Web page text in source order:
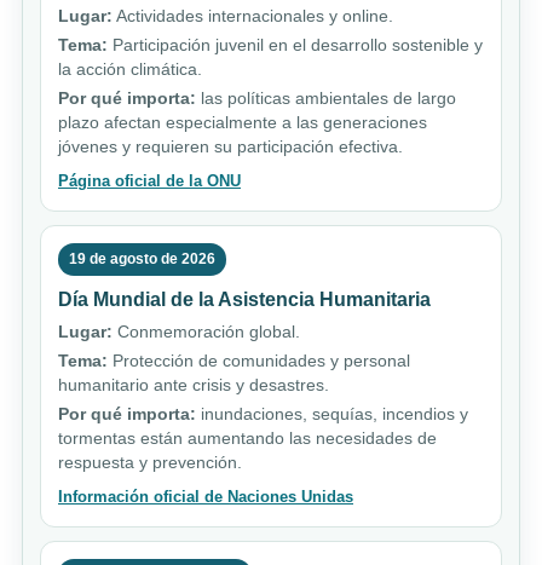
Lugar: Actividades internacionales y online.
Tema: Participación juvenil en el desarrollo sostenible y
la acción climática.
Por qué importa: las políticas ambientales de largo
plazo afectan especialmente a las generaciones
jóvenes y requieren su participación efectiva.
Página oficial de la ONU
19 de agosto de 2026
Día Mundial de la Asistencia Humanitaria
Lugar: Conmemoración global.
Tema: Protección de comunidades y personal
humanitario ante crisis y desastres.
Por qué importa: inundaciones, sequías, incendios y
tormentas están aumentando las necesidades de
respuesta y prevención.
Información oficial de Naciones Unidas